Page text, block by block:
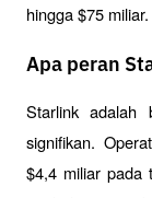
hingga $75 miliar.
Apa peran
Starlink adalah
signifikan.
$4,4 miliar pada